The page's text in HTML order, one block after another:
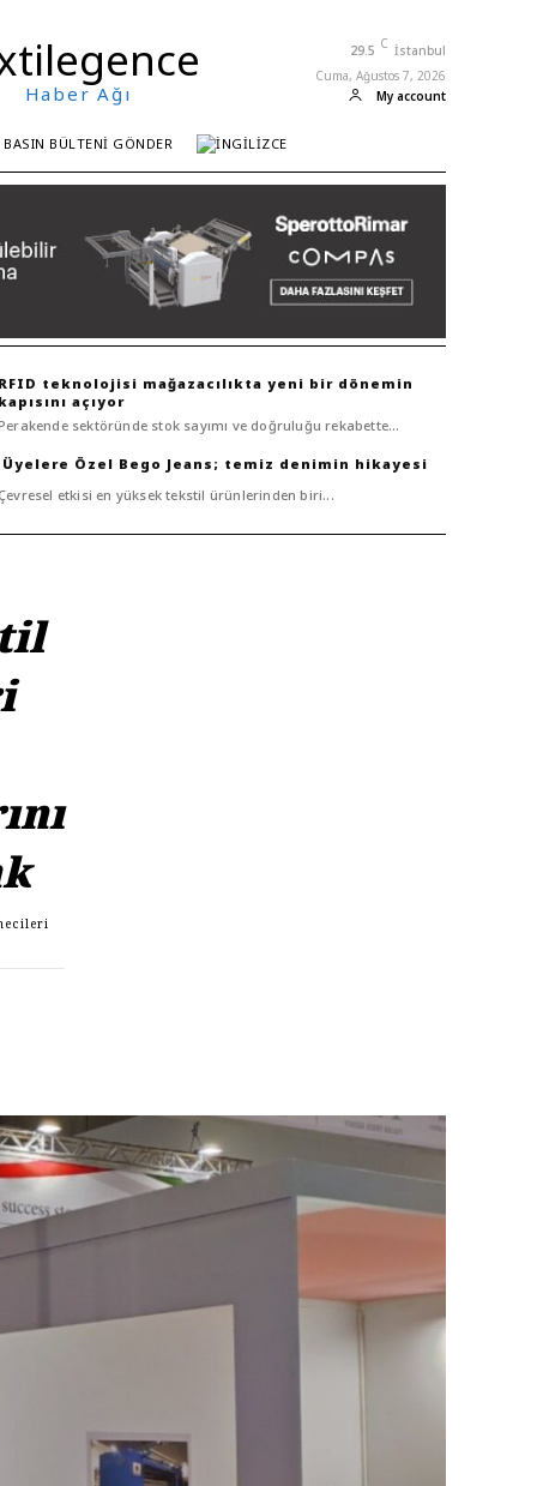
Haber Ağı
29.5 C İstanbul
Cuma, Ağustos 7, 2026
My account
BASIN BÜLTENI GÖNDER
RFID teknolojisi mağazacılıkta yeni bir dönemin
kapısını açıyor
sektöründe stok sayımı ve doğruluğu rekabette...
Bego Jeans; temiz denimin hikayesi
Çevresel etkisi en yüksek tekstil ürünlerinden biri...